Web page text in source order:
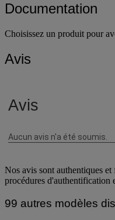
Documentation
Choisissez un produit pour
Avis
Nos avis sont authentiques
procédures d'authentification
99 autres modèles